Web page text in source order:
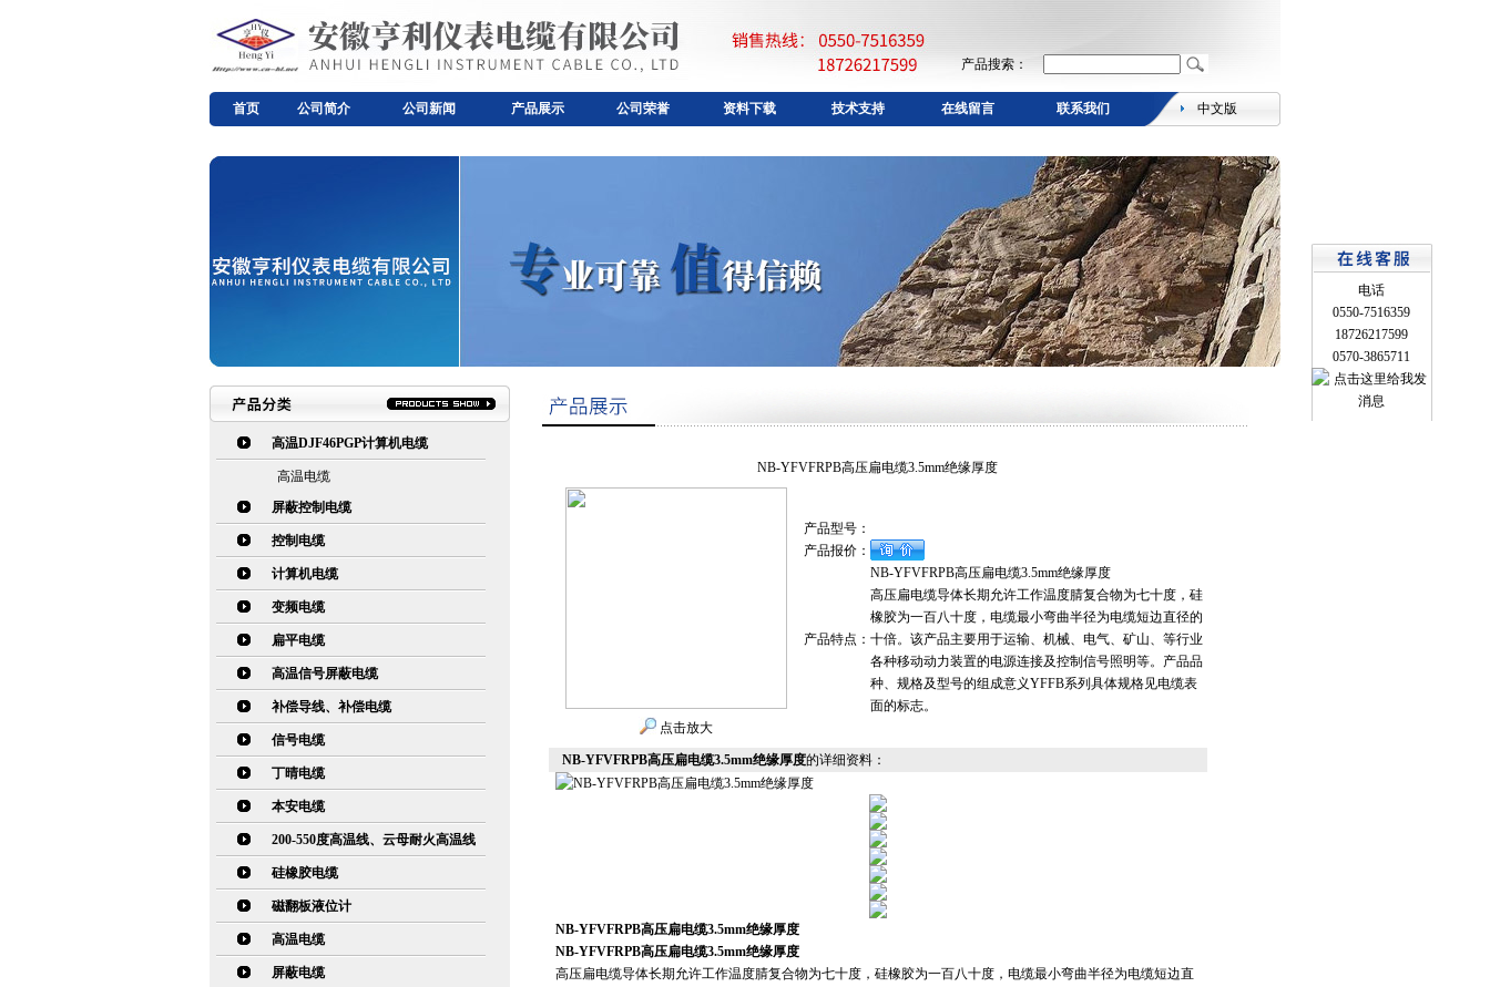
产品搜索：
首页 公司简介 公司新闻 产品展示 公司荣誉 资料下载 技术支持 在线留言 联系我们 中文版
高温DJF46PGP计算机电缆
高温电缆
屏蔽控制电缆
控制电缆
计算机电缆
变频电缆
扁平电缆
高温信号屏蔽电缆
补偿导线、补偿电缆
信号电缆
丁晴电缆
本安电缆
200-550度高温线、云母耐火高温线
硅橡胶电缆
磁翻板液位计
高温电缆
屏蔽电缆
NB-YFVFRPB高压扁电缆3.5mm绝缘厚度
点击放大
产品型号：
产品报价：
产品特点：
NB-YFVFRPB高压扁电缆3.5mm绝缘厚度
高压扁电缆导体长期允许工作温度腈复合物为七十度，硅
橡胶为一百八十度，电缆最小弯曲半径为电缆短边直径的
十倍。该产品主要用于运输、机械、电气、矿山、等行业
各种移动动力装置的电源连接及控制信号照明等。产品品
种、规格及型号的组成意义YFFB系列具体规格见电缆表
面的标志。
NB-YFVFRPB高压扁电缆3.5mm绝缘厚度的详细资料：
NB-YFVFRPB高压扁电缆3.5mm绝缘厚度
NB-YFVFRPB高压扁电缆3.5mm绝缘厚度
高压扁电缆导体长期允许工作温度腈复合物为七十度，硅橡胶为一百八十度，电缆最小弯曲半径为电缆短边直
电话
0550-7516359
18726217599
0570-3865711